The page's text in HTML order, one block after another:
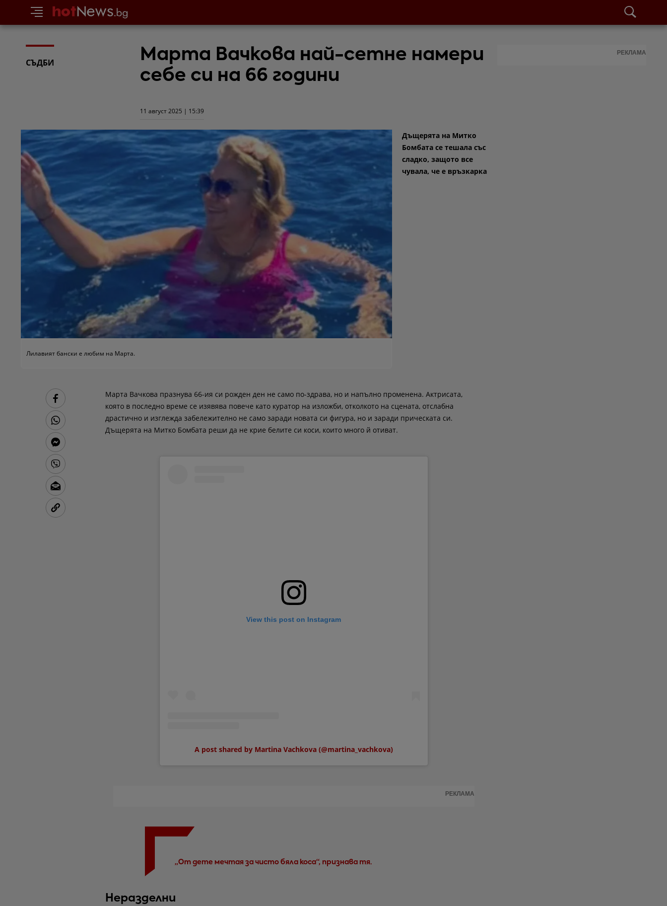
СЪДБИ
Марта Вачкова най-сетне намери
себе си на 66 години
11 август 2025 | 15:39
Лилавият бански е любим на Марта.
Дъщерята на Митко
Бомбата се тешала със
сладко, защото все
чувала, че е връзкарка
Марта Вачкова празнува 66-ия си рожден ден не само по-здрава, но и напълно променена. Актрисата,
която в последно време се изявява повече като куратор на изложби, отколкото на сцената, отслабна
драстично и изглежда забележително не само заради новата си фигура, но и заради прическата си.
Дъщерята на Митко Бомбата реши да не крие белите си коси, които много й отиват.
View this post on Instagram
A post shared by Martina Vachkova (@martina_vachkova)
РЕКЛАМА
„От дете мечтая за чисто бяла коса“, признава тя.
Неразделни
РЕКЛАМА